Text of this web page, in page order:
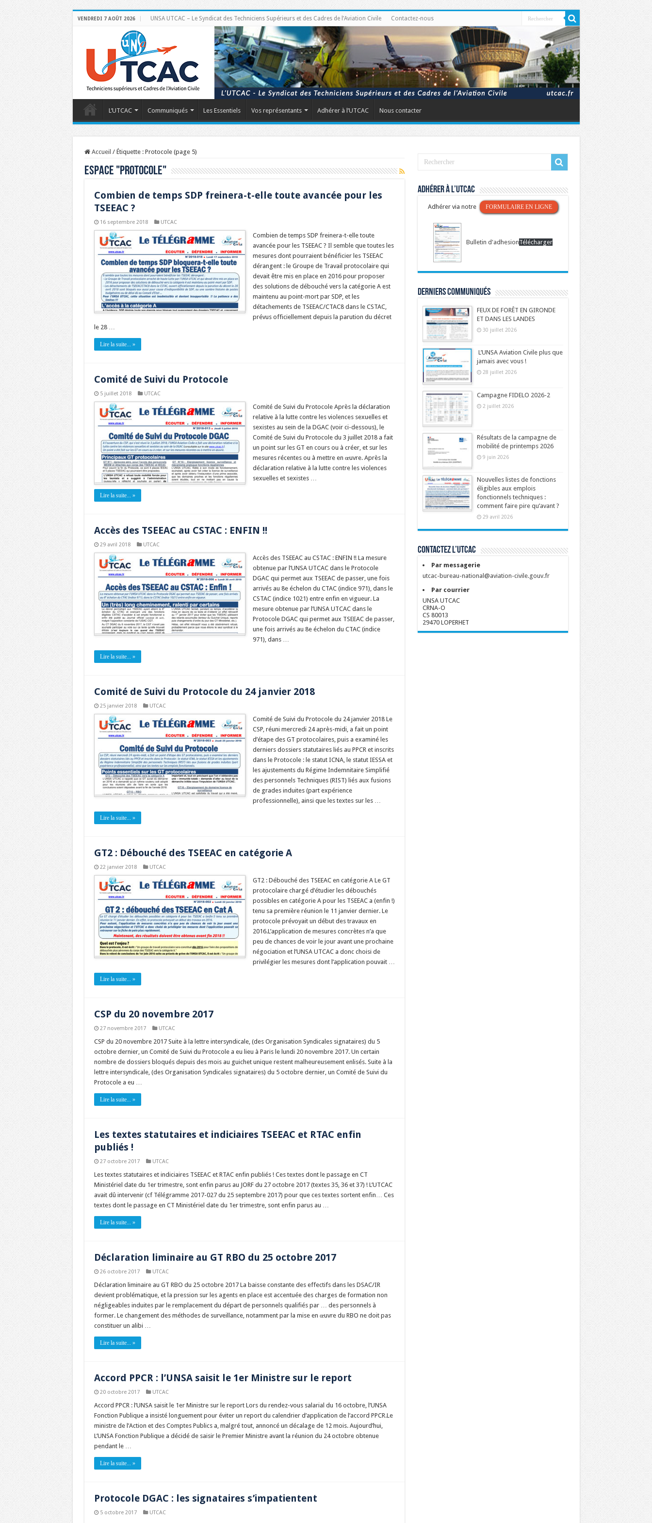
VENDREDI 7 AOÛT 2026 UNSA UTCAC – Le Syndicat des Techniciens Supérieurs et des Cadres de l’Aviation Civile Contactez-nous
L’UTCAC Communiqués Les Essentiels Vos représentants Adhérer à l’UTCAC Nous contacter
Accueil / Étiquette : Protocole(page 5)
Espace "Protocole"
Combien de temps SDP freinera-t-elle toute avancée pour les
TSEEAC ?
16 septembre 2018 UTCAC
Combien de temps SDP freinera-t-elle toute
avancée pour les TSEEAC ? Il semble que toutes les
mesures dont pourraient bénéficier les TSEEAC
dérangent : le Groupe de Travail protocolaire qui
devait être mis en place en 2016 pour proposer
des solutions de débouché vers la catégorie A est
maintenu au point-mort par SDP, et les
détachements de TSEEAC/CTAC8 dans le CSTAC,
prévus officiellement depuis la parution du décret
le 28 …
Lire la suite... »
Comité de Suivi du Protocole
5 juillet 2018 UTCAC
Comité de Suivi du Protocole Après la déclaration
relative à la lutte contre les violences sexuelles et
sexistes au sein de la DGAC (voir ci-dessous), le
Comité de Suivi du Protocole du 3 juillet 2018 a fait
un point sur les GT en cours ou à créer, et sur les
mesures récentes ou à mettre en œuvre. Après la
déclaration relative à la lutte contre les violences
sexuelles et sexistes …
Lire la suite... »
Accès des TSEEAC au CSTAC : ENFIN !!
29 avril 2018 UTCAC
Accès des TSEEAC au CSTAC : ENFIN !! La mesure
obtenue par l’UNSA UTCAC dans le Protocole
DGAC qui permet aux TSEEAC de passer, une fois
arrivés au 8e échelon du CTAC (indice 971), dans le
CSTAC (indice 1021) entre enfin en vigueur. La
mesure obtenue par l’UNSA UTCAC dans le
Protocole DGAC qui permet aux TSEEAC de passer,
une fois arrivés au 8e échelon du CTAC (indice
971), dans …
Lire la suite... »
Comité de Suivi du Protocole du 24 janvier 2018
25 janvier 2018 UTCAC
Comité de Suivi du Protocole du 24 janvier 2018 Le
CSP, réuni mercredi 24 après-midi, a fait un point
d’étape des GT protocolaires, puis a examiné les
derniers dossiers statutaires liés au PPCR et inscrits
dans le Protocole : le statut ICNA, le statut IESSA et
les ajustements du Régime Indemnitaire Simplifié
des personnels Techniques (RIST) liés aux fusions
de grades induites (part expérience
professionnelle), ainsi que les textes sur les …
Lire la suite... »
GT2 : Débouché des TSEEAC en catégorie A
22 janvier 2018 UTCAC
GT2 : Débouché des TSEEAC en catégorie A Le GT
protocolaire chargé d’étudier les débouchés
possibles en catégorie A pour les TSEEAC a (enfin !)
tenu sa première réunion le 11 janvier dernier. Le
protocole prévoyait un début des travaux en
2016.L’application de mesures concrètes n’a que
peu de chances de voir le jour avant une prochaine
négociation et l’UNSA UTCAC a donc choisi de
privilégier les mesures dont l’application pouvait …
Lire la suite... »
CSP du 20 novembre 2017
27 novembre 2017 UTCAC
CSP du 20 novembre 2017 Suite à la lettre intersyndicale, (des Organisation Syndicales signataires) du 5
octobre dernier, un Comité de Suivi du Protocole a eu lieu à Paris le lundi 20 novembre 2017. Un certain
nombre de dossiers bloqués depuis des mois au guichet unique restent malheureusement enlisés. Suite à la
lettre intersyndicale, (des Organisation Syndicales signataires) du 5 octobre dernier, un Comité de Suivi du
Protocole a eu …
Lire la suite... »
Les textes statutaires et indiciaires TSEEAC et RTAC enfin
publiés !
27 octobre 2017 UTCAC
Les textes statutaires et indiciaires TSEEAC et RTAC enfin publiés ! Ces textes dont le passage en CT
Ministériel date du 1er trimestre, sont enfin parus au JORF du 27 octobre 2017 (textes 35, 36 et 37) ! L’UTCAC
avait dû intervenir (cf Télégramme 2017-027 du 25 septembre 2017) pour que ces textes sortent enfin… Ces
textes dont le passage en CT Ministériel date du 1er trimestre, sont enfin parus au …
Lire la suite... »
Déclaration liminaire au GT RBO du 25 octobre 2017
26 octobre 2017 UTCAC
Déclaration liminaire au GT RBO du 25 octobre 2017 La baisse constante des effectifs dans les DSAC/IR
devient problématique, et la pression sur les agents en place est accentuée des charges de formation non
négligeables induites par le remplacement du départ de personnels qualifiés par … des personnels à
former. Le changement des méthodes de surveillance, notamment par la mise en œuvre du RBO ne doit pas
constituer un alibi …
Lire la suite... »
Accord PPCR : l’UNSA saisit le 1er Ministre sur le report
20 octobre 2017 UTCAC
Accord PPCR : l’UNSA saisit le 1er Ministre sur le report Lors du rendez-vous salarial du 16 octobre, l’UNSA
Fonction Publique a insisté longuement pour éviter un report du calendrier d’application de l’accord PPCR.Le
ministre de l’Action et des Comptes Publics a, malgré tout, annoncé un décalage de 12 mois. Aujourd’hui,
L’UNSA Fonction Publique a décidé de saisir le Premier Ministre avant la réunion du 24 octobre obtenue
pendant le …
Lire la suite... »
Protocole DGAC : les signataires s’impatientent
5 octobre 2017 UTCAC
Adhérer à l’UTCAC
Adhérer via notre FORMULAIRE EN LIGNE
Bulletin d'adhesionTélécharger
Derniers communiqués
FEUX DE FORÊT EN GIRONDE
ET DANS LES LANDES
30 juillet 2026
L’UNSA Aviation Civile plus que
jamais avec vous !
28 juillet 2026
Campagne FIDELO 2026-2
2 juillet 2026
Résultats de la campagne de
mobilité de printemps 2026
9 juin 2026
Nouvelles listes de fonctions
éligibles aux emplois
fonctionnels techniques :
comment faire pire qu’avant ?
29 avril 2026
Contactez l’UTCAC
Par messagerie
utcac-bureau-national@aviation-civile.gouv.fr
Par courrier
UNSA UTCAC
CRNA-O
CS 80013
29470 LOPERHET